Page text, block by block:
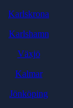
Karlskrona
Karlshamn
Växjö
Kalmar
Jönköping